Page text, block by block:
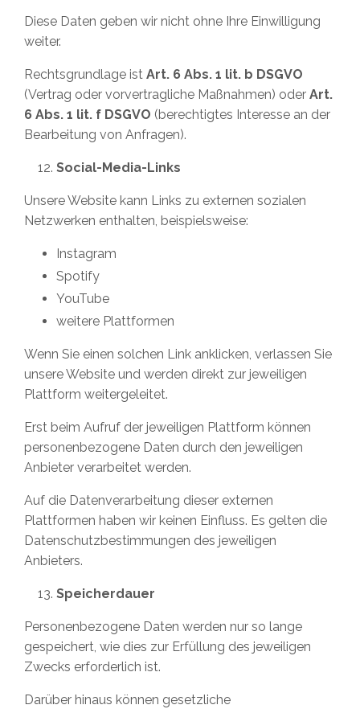
Diese Daten geben wir nicht ohne Ihre Einwilligung
weiter.
Rechtsgrundlage ist Art. 6 Abs. 1 lit. b DSGVO
(Vertrag oder vorvertragliche Maßnahmen) oder Art.
6 Abs. 1 lit. f DSGVO (berechtigtes Interesse an der
Bearbeitung von Anfragen).
Social-Media-Links
Unsere Website kann Links zu externen sozialen
Netzwerken enthalten, beispielsweise:
Instagram
Spotify
YouTube
weitere Plattformen
Wenn Sie einen solchen Link anklicken, verlassen Sie
unsere Website und werden direkt zur jeweiligen
Plattform weitergeleitet.
Erst beim Aufruf der jeweiligen Plattform können
personenbezogene Daten durch den jeweiligen
Anbieter verarbeitet werden.
Auf die Datenverarbeitung dieser externen
Plattformen haben wir keinen Einfluss. Es gelten die
Datenschutzbestimmungen des jeweiligen
Anbieters.
Speicherdauer
Personenbezogene Daten werden nur so lange
gespeichert, wie dies zur Erfüllung des jeweiligen
Zwecks erforderlich ist.
Darüber hinaus können gesetzliche